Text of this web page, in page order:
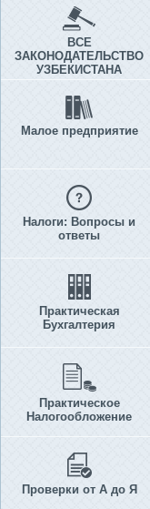
ВСЕ
ЗАКОНОДАТЕЛЬСТВО
УЗБЕКИСТАНА
Малое предприятие
Налоги: Вопросы и
ответы
Практическая
Бухгалтерия
Практическое
Налогообложение
Проверки от А до Я